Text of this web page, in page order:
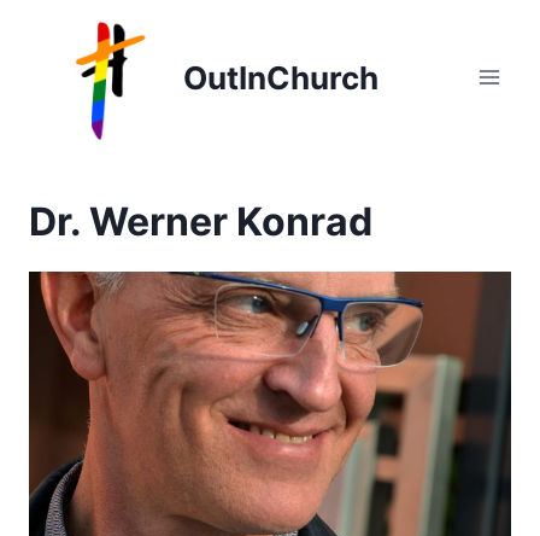
springen
OutInChurch
Dr. Werner Konrad